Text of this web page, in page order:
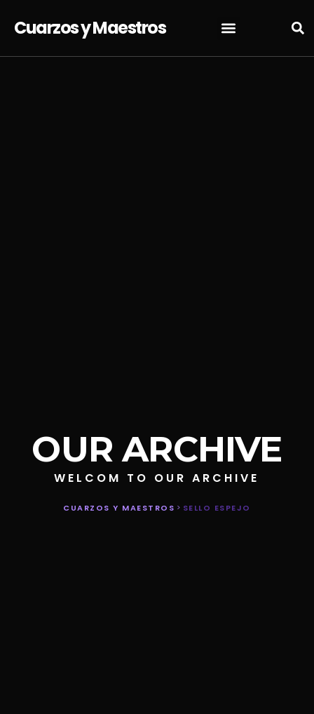
Cuarzos y Maestros
OUR ARCHIVE
WELCOM TO OUR ARCHIVE
CUARZOS Y MAESTROS > SELLO ESPEJO